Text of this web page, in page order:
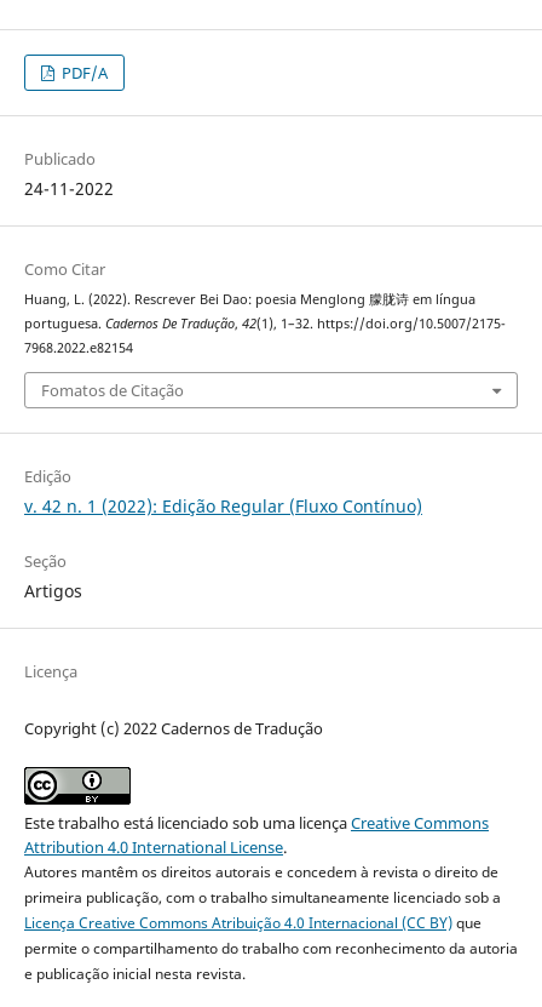
PDF/A
Publicado
24-11-2022
Como Citar
Huang, L. (2022). Rescrever Bei Dao: poesia Menglong 朦胧诗 em língua
portuguesa. Cadernos De Tradução, 42(1), 1–32. https://doi.org/10.5007/2175-
7968.2022.e82154
Fomatos de Citação
Edição
v. 42 n. 1 (2022): Edição Regular (Fluxo Contínuo)
Seção
Artigos
Licença
Copyright (c) 2022 Cadernos de Tradução
Este trabalho está licenciado sob uma licençaCreative Commons
Attribution 4.0 International License.
Autores mantêm os direitos autorais e concedem à revista o direito de
primeira publicação, com o trabalho simultaneamente licenciado sob a
Licença Creative Commons Atribuição 4.0 Internacional (CC BY)que
permite o compartilhamento do trabalho com reconhecimento da autoria
e publicação inicial nesta revista.